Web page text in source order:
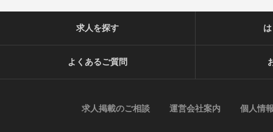
求人を探す
よくあるご質問
求人掲載のご相談 運営会社案内 個人情